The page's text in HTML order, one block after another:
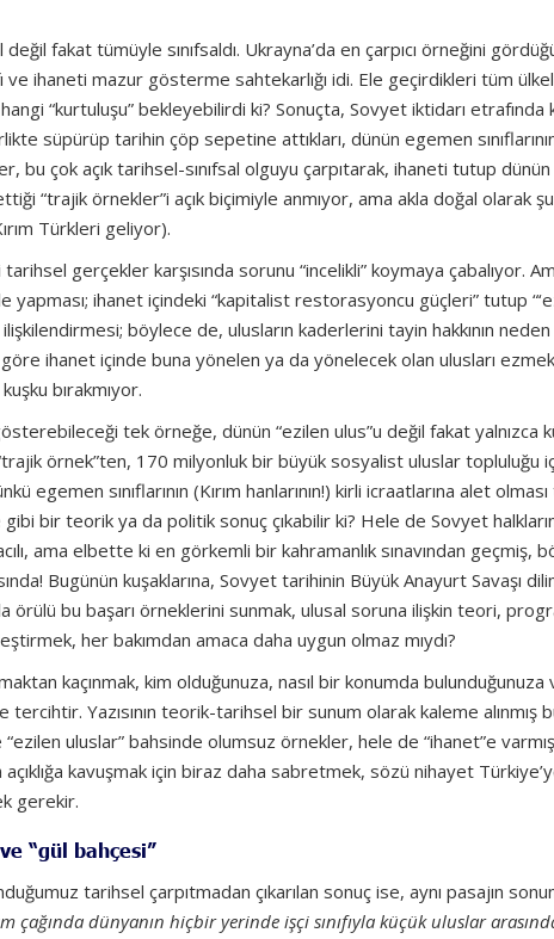
fakat tümüyle sınıfsaldı. Ukrayna’da en çarpıcı örneğini
ve ihaneti mazur gösterme sahtekarlığı idi. Ele geçirdikleri tüm
hangi “kurtuluşu” bekleyebilirdi ki? Sonuçta, Sovyet iktidarı
süpürüp tarihin çöp sepetine attıkları, dünün egemen
bu çok açık tarihsel-sınıfsal olguyu çarpıtarak, ihaneti tutup dünün
“trajik örnekler”i açık biçimiyle anmıyor, ama akla doğal olarak
Türkleri geliyor).
gerçekler karşısında sorunu “incelikli” koymaya çabalıyor.
yapması; ihanet içindeki “kapitalist restorasyoncu güçleri” tutup
böylece de, ulusların kaderlerini tayin hakkının
ihanet içinde buna yönelen ya da yönelecek olan ulusları
bırakmıyor.
tek örneğe, dünün “ezilen ulus”u değil fakat yalnızca
örnek”ten, 170 milyonluk bir büyük sosyalist uluslar topluluğu
egemen sınıflarının (Kırım hanlarının!) kirli icraatlarına alet
gibi bir teorik ya da politik sonuç çıkabilir ki? Hele de Sovyet
ama elbette ki en görkemli bir kahramanlık sınavından geçmiş,
Bugünün kuşaklarına, Sovyet tarihinin Büyük Anayurt Savaşı
örülü bu başarı örneklerini sunmak, ulusal soruna ilişkin teori,
her bakımdan amaca daha uygun olmaz mıydı?
kaçınmak, kim olduğunuza, nasıl bir konumda bulunduğunuza
tercihtir. Yazısının teorik-tarihsel bir sunum olarak kaleme alınmış
“ezilen uluslar” bahsinde olumsuz örnekler, hele de “ihanet”e
açıklığa kavuşmak için biraz daha sabretmek, sözü nihayet
gerekir.
“gül bahçesi”
tarihsel çarpıtmadan çıkarılan sonuç ise, aynı pasajın
çağında dünyanın hiçbir yerinde işçi sınıfıyla küçük uluslar